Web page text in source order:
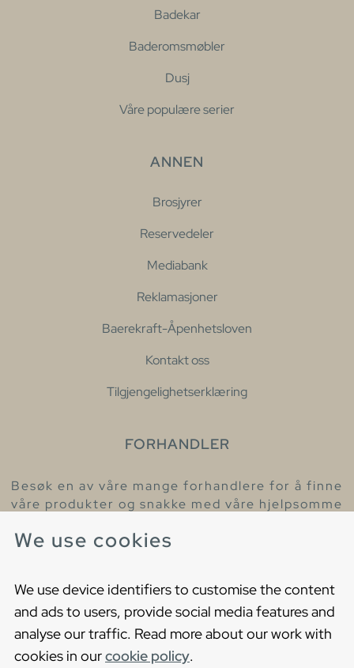
We use cookies
We use device identifiers to customise the content
and ads to users, provide social media features and
analyse our traffic. Read more about our work with
cookies in ourcookie policy.
Badekar
Baderomsmøbler
Dusj
Våre populære serier
ANNEN
Brosjyrer
Reservedeler
Mediabank
Reklamasjoner
Baerekraft-Åpenhetsloven
Kontakt oss
Tilgjengelighetserklæring
FORHANDLER
Besøk en av våre mange forhandlere for å finne
våre produkter og snakke med våre hjelpsomme